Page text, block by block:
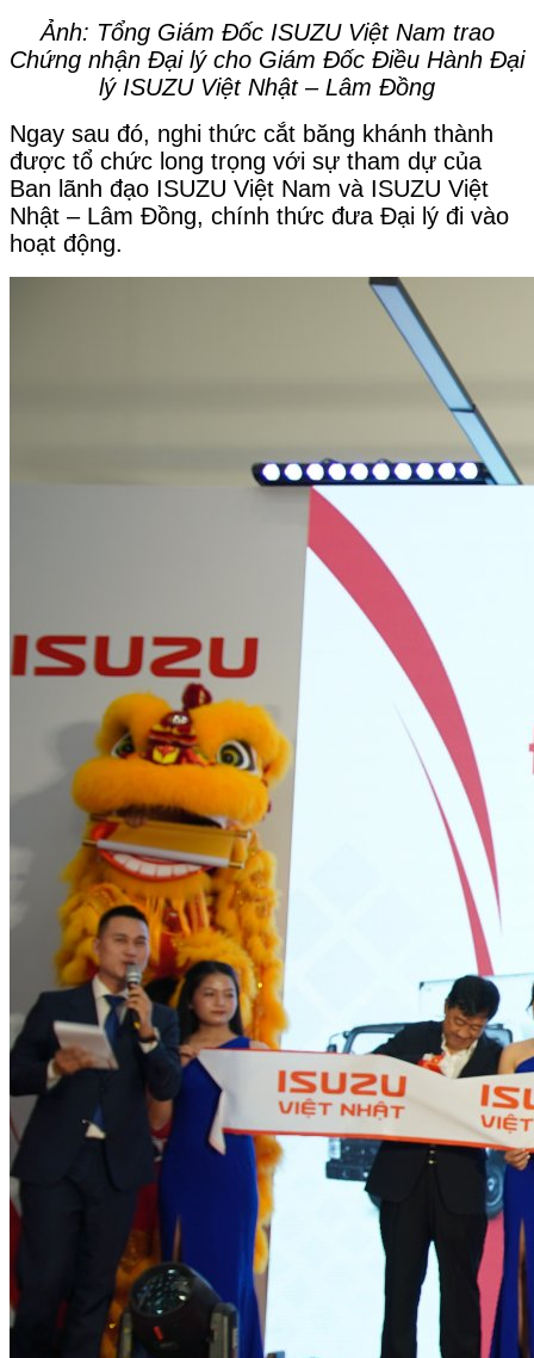
Ảnh: Tổng Giám Đốc ISUZU Việt Nam trao
Chứng nhận Đại lý cho Giám Đốc Điều Hành Đại
lý ISUZU Việt Nhật – Lâm Đồng
Ngay sau đó, nghi thức cắt băng khánh thành
được tổ chức long trọng với sự tham dự của
Ban lãnh đạo ISUZU Việt Nam và ISUZU Việt
Nhật – Lâm Đồng, chính thức đưa Đại lý đi vào
hoạt động.